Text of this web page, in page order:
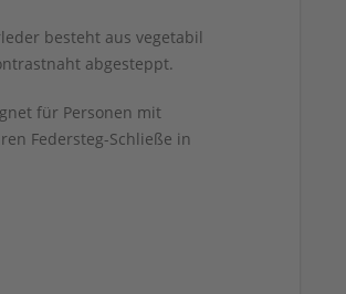
besteht aus vegetabil
abgesteppt.
für Personen mit
Federsteg-Schließe in